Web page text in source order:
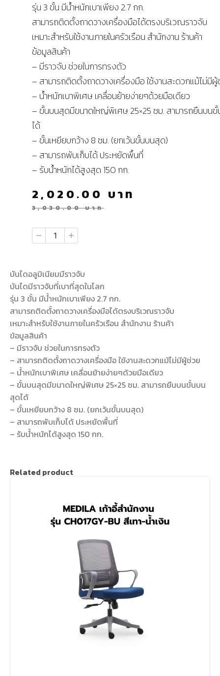
รุ่น 3 ขั้น มีน้ำหนักเบาเพียง 2.7 กก.
สามารถติดตั้งถาดวางเครื่องมือได้ตรงบริเวณราวจับ
เหมาะสำหรับใช้งานภายในครัวเรือน สำนักงาน ร้านค้า
ข้อมูลสินค้า
– มีราวจับ ช่วยในการทรงตัว
– สามารถติดตั้งถาดวางเครื่องมือ ใช้งานสะดวกแม้ไม่มี
– น้ำหนักเบาพิเศษ เคลื่อนย้ายง่ายๆด้วยมือเดียว
– ขั้นบนสุดมีขนาดใหญ่พิเศษ 25×25 ซม. สามารถยืนบน
ได้
– ขั้นเหยียบกว้าง 8 ซม. (ยกเว้นขั้นบนสุด)
– สามารถพับเก็บได้ ประหยัดพื้นที่
– รับน้ำหนักได้สูงสุด 150 กก.
3,030.00บาท
2,020.00 บาท
บันไดอลูมิเนียมมีราวจับ
บันไดมีราวจับที่เบาที่สุดในโลก
รุ่น 3 ขั้น มีน้ำหนักเบาเพียง 2.7 กก.
สามารถติดตั้งถาดวางเครื่องมือได้ตรงบริเวณราวจับ
เหมาะสำหรับใช้งานภายในครัวเรือน สำนักงาน ร้านค้า
ข้อมูลสินค้า
– มีราวจับ ช่วยในการทรงตัว
– สามารถติดตั้งถาดวางเครื่องมือ ใช้งานสะดวกแม้ไม่มีผู้ช่วย
– น้ำหนักเบาพิเศษ เคลื่อนย้ายง่ายๆด้วยมือเดียว
– ขั้นบนสุดมีขนาดใหญ่พิเศษ 25×25 ซม. สามารถยืนบนขั้นบน
สุดได้
– ขั้นเหยียบกว้าง 8 ซม. (ยกเว้นขั้นบนสุด)
– สามารถพับเก็บได้ ประหยัดพื้นที่
– รับน้ำหนักได้สูงสุด 150 กก.
Related product